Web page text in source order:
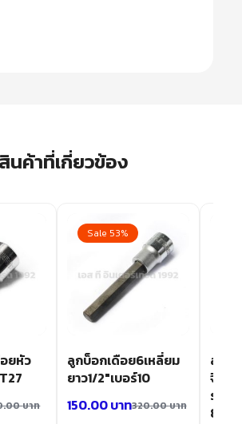
สินค้าที่เกี่ยวข้อง
ยหัว
บาท
Sale 53%
ลูกบ็อกเดือย6เหลี่ยม
ยาว1/2″เบอร์10
320.00บาท
150.00บาท
ลูกบ็
จีบ1/
รหัส